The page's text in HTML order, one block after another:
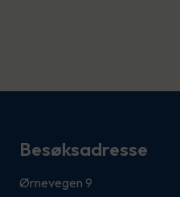
Besøksadresse
Ørnevegen 9